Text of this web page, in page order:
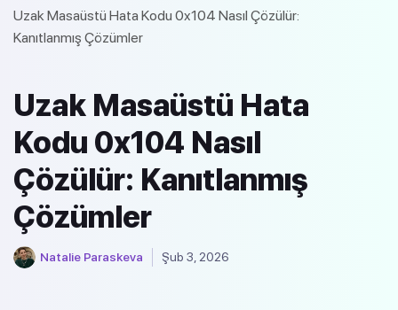
Uzak Masaüstü Hata Kodu 0x104 Nasıl Çözülür:
Kanıtlanmış Çözümler
Uzak Masaüstü Hata
Kodu 0x104 Nasıl
Çözülür: Kanıtlanmış
Çözümler
Natalie Paraskeva Şub 3, 2026